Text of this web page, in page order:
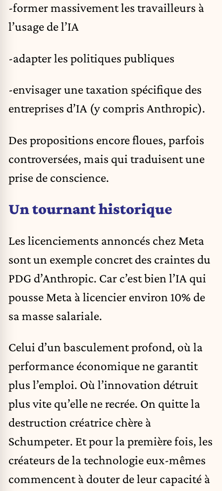
-former massivement les travailleurs à
l’usage de l’IA
-adapter les politiques publiques
-envisager une taxation spécifique des
entreprises d’IA (y compris Anthropic).
Des propositions encore floues, parfois
controversées, mais qui traduisent une
prise de conscience.
Un tournant historique
Les licenciements annoncés chez Meta
sont un exemple concret des craintes du
PDG d’Anthropic. Car c’est bien l’IA qui
pousse Meta à licencier environ 10% de
sa masse salariale.
Celui d’un basculement profond, où la
performance économique ne garantit
plus l’emploi. Où l’innovation détruit
plus vite qu’elle ne recrée. On quitte la
destruction créatrice chère à
Schumpeter. Et pour la première fois, les
créateurs de la technologie eux-mêmes
commencent à douter de leur capacité à